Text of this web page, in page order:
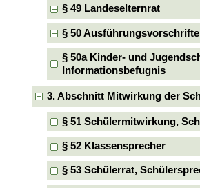
§ 49 Landeselternrat
§ 50
§ 50a Kinder- und
Informationsbefugnis
3. Abschnitt Mitwirkung der
§ 51 Schülermitwirkung,
§ 52 Klassensprecher
§ 53 Schülerrat,